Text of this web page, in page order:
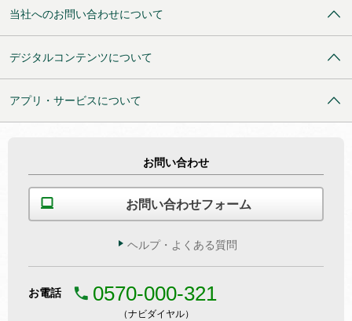
当社へのお問い合わせについて
デジタルコンテンツについて
アプリ・サービスについて
お問い合わせ
お問い合わせフォーム
ヘルプ・よくある質問
お電話 0570-000-321
（ナビダイヤル）